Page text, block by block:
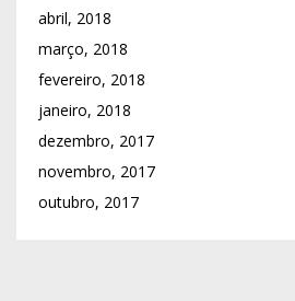
abril, 2018
março, 2018
fevereiro, 2018
janeiro, 2018
dezembro, 2017
novembro, 2017
outubro, 2017